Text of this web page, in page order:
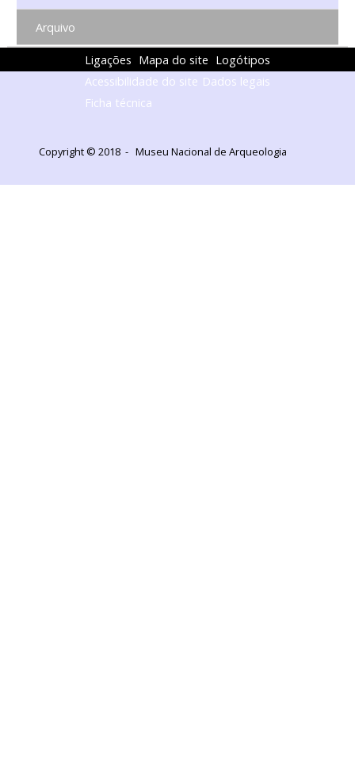
Arquivo
Ligações Mapa do site Logótipos
Acessibilidade do site Dados legais
Ficha técnica
Copyright © 2018 - Museu Nacional de Arqueologia